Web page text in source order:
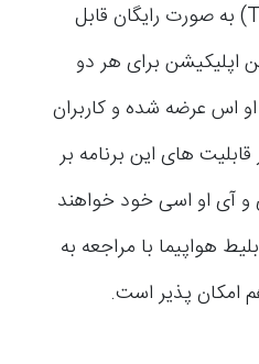
برنامه تی چارتر (TCharter) به صورت رایگان قابل
اپلیکیشن برای هر دو
اس عرضه شده و کاربران
قابلیت های این برنامه بر
و آی او اسی خود خواهند
هواپیما با مراجعه به
امکان پذیر است.